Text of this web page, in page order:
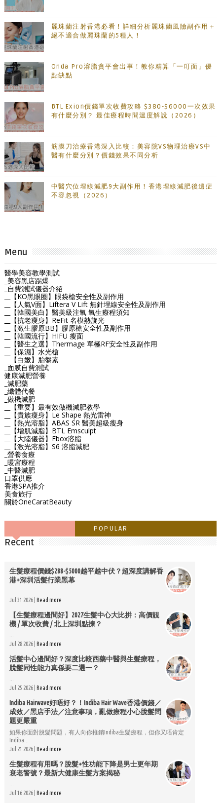
麗珠蘭注射香港必看！詳細分析麗珠蘭風險副作用＋
絕不適合做麗珠蘭的5種人！
Onda Pro溶脂貪平會出事！教你精算「一叮面」優
點缺點
BTL Exion價錢單次收費攻略 $380-$6000一次效果
有什麼分別？ 最佳療程時間溫度解說（2026）
筋膜刀治療香港深入比較：美容院VS物理治療VS中
醫有什麼分別？價錢效果不同分析
中醫穴位埋線減肥9大副作用！香港埋線減肥後遺症
不容忽視（2026）
Menu
醫學美容教學測試
_美容黑店踢爆
_自費測試儀器介紹
__【KO黑眼圈】眼袋槍安全性及副作用
__【人氣V面】Liftera V Lift 無針埋線安全性及副作用
__【韓國美白】醫美級注氧 氧生療程須知
__【抗老瘦身】ReFit 名模熱旋光
__【激生膠原BB】膠原槍安全性及副作用
__【韓國流行】HIFU 瘦面
__【醫生之選】Thermage 單極RF安全性及副作用
__【保濕】水光槍
__【白嫩】胎盤素
_面膜自費測試
健康減肥營養
_減肥藥
_纖體代餐
_做機減肥
__【重要】最有效做機減肥教學
__【貴族瘦身】Le Shape 熱光雷神
__【熱光溶脂】ABAS SR 醫美超級瘦身
__【增肌減脂】BTL Emsculpt
__【大陸儀器】Ebox溶脂
__【激光溶脂】S6 溶脂減肥
_營養食療
_暖宮療程
_中醫減肥
口罩供應
香港SPA推介
美食旅行
關於OneCaratBeauty
POPULAR
Recent
生髮療程價錢$288-$5000越平越中伏？超深度講解香
港+深圳活髮行業黑幕
Jul 31 2026 | Read more
【生髮療程邊間好】2027生髮中心大比拼：高價靚
機 / 單次收費 / 北上深圳點揀？
Jul 28 2026 | Read more
活髮中心邊間好？深度比較西藥中醫與生髮療程，
脫髮同性能力真係要二選一？
Jul 25 2026 | Read more
Indiba Hairwave好唔好？！Indiba Hair Wave香港價錢／
成效／黑店手法／注意事項，亂做療程小心脫髮問
題更嚴重
如果你面對脫髮問題，有人向你推銷Indiba生髮療程，但你又唔肯定
Indiba...
Jul 21 2026 | Read more
生髮療程有用嗎？脫髮+性功能下降是男士更年期
衰老警號？最新大健康生髮方案揭秘
Jul 16 2026 | Read more